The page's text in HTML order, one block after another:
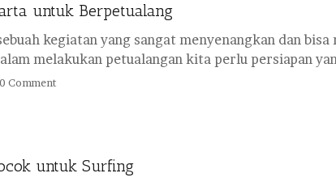
untuk Berpetualang
kegiatan yang sangat menyenangkan dan
melakukan petualangan kita perlu persiapan
0 Comment
untuk Surfing